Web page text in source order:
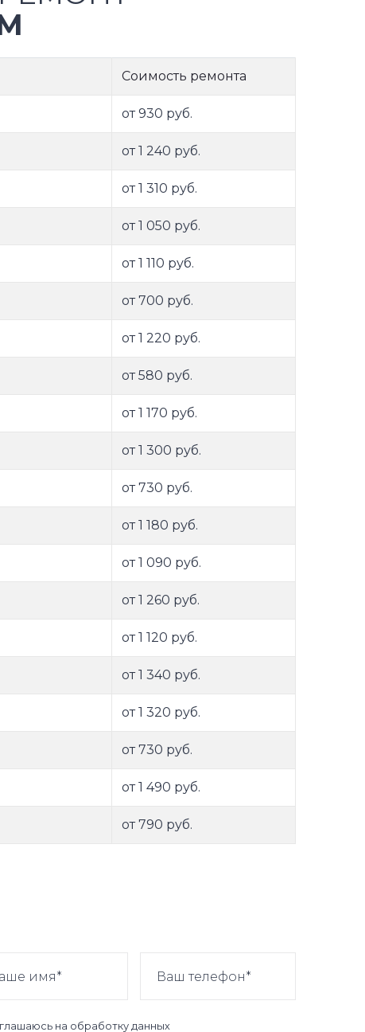
Соимость ремонта
от 930 руб.
от 1 240 руб.
от 1 310 руб.
от 1 050 руб.
от 1 110 руб.
от 700 руб.
от 1 220 руб.
от 580 руб.
от 1 170 руб.
от 1 300 руб.
от 730 руб.
от 1 180 руб.
от 1 090 руб.
от 1 260 руб.
от 1 120 руб.
от 1 340 руб.
от 1 320 руб.
от 730 руб.
от 1 490 руб.
от 790 руб.
на обработку данных